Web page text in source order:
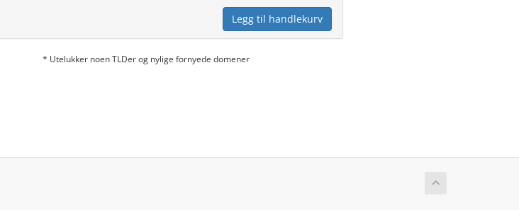
Legg til handlekurv
* Utelukker noen TLDer og nylige fornyede domener